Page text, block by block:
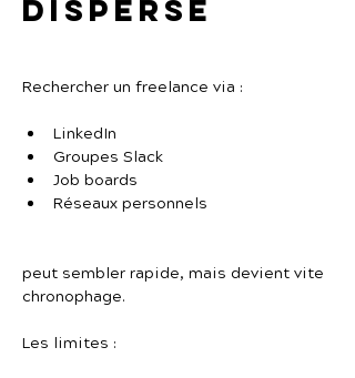
dispersé
Rechercher un freelance via :
LinkedIn
Groupes Slack
Job boards
Réseaux personnels
peut sembler rapide, mais devient vite
chronophage.
Les limites :